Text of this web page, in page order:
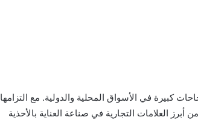
كبيرة في الأسواق المحلية والدولية. مع التزامها
العلامات التجارية في صناعة العناية بالأحذية